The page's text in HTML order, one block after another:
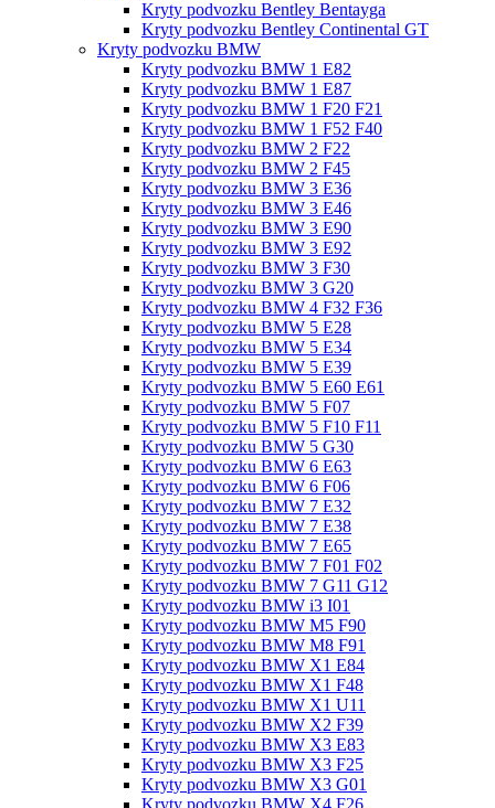
Kryty podvozku Bentley Bentayga
Kryty podvozku Bentley Continental GT
Kryty podvozku BMW
Kryty podvozku BMW 1 E82
Kryty podvozku BMW 1 E87
Kryty podvozku BMW 1 F20 F21
Kryty podvozku BMW 1 F52 F40
Kryty podvozku BMW 2 F22
Kryty podvozku BMW 2 F45
Kryty podvozku BMW 3 E36
Kryty podvozku BMW 3 E46
Kryty podvozku BMW 3 E90
Kryty podvozku BMW 3 E92
Kryty podvozku BMW 3 F30
Kryty podvozku BMW 3 G20
Kryty podvozku BMW 4 F32 F36
Kryty podvozku BMW 5 E28
Kryty podvozku BMW 5 E34
Kryty podvozku BMW 5 E39
Kryty podvozku BMW 5 E60 E61
Kryty podvozku BMW 5 F07
Kryty podvozku BMW 5 F10 F11
Kryty podvozku BMW 5 G30
Kryty podvozku BMW 6 E63
Kryty podvozku BMW 6 F06
Kryty podvozku BMW 7 E32
Kryty podvozku BMW 7 E38
Kryty podvozku BMW 7 E65
Kryty podvozku BMW 7 F01 F02
Kryty podvozku BMW 7 G11 G12
Kryty podvozku BMW i3 I01
Kryty podvozku BMW M5 F90
Kryty podvozku BMW M8 F91
Kryty podvozku BMW X1 E84
Kryty podvozku BMW X1 F48
Kryty podvozku BMW X1 U11
Kryty podvozku BMW X2 F39
Kryty podvozku BMW X3 E83
Kryty podvozku BMW X3 F25
Kryty podvozku BMW X3 G01
Kryty podvozku BMW X4 F26